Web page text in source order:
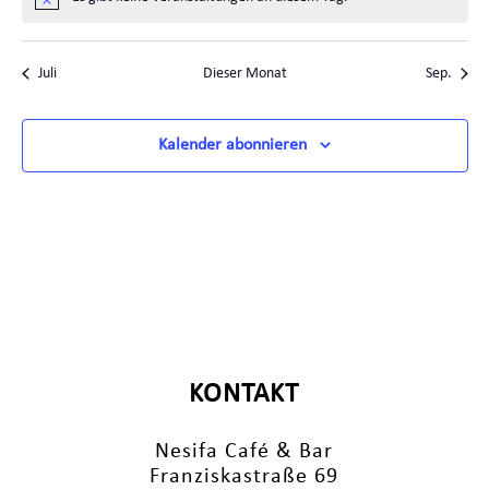
Hinweis
Juli Dieser Monat Sep.
Kalender abonnieren
KONTAKT
Nesifa Café & Bar
Franziskastraße 69